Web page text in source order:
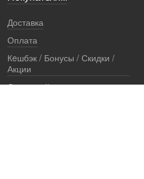
Доставка
Оплата
Кeшбэк / Бонусы / Скидки /
Акции
Остерегайтесь подделок